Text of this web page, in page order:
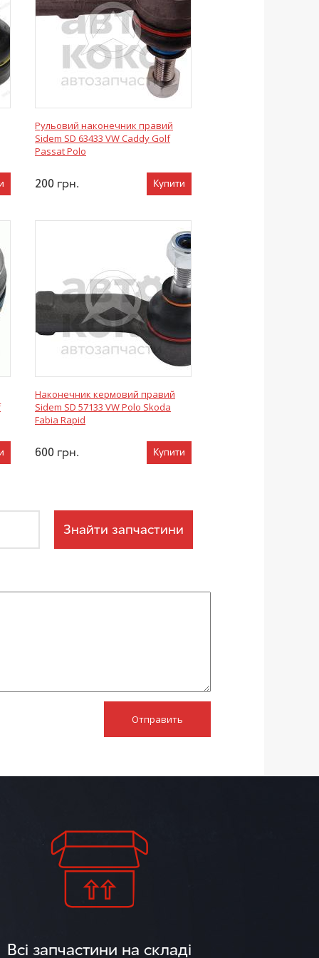
Рульовий наконечник правий
Sidem SD 63433 VW Caddy Golf
Passat Polo
200 грн. Купити
Наконечник кермовий правий
Sidem SD 57133 VW Polo Skoda
Fabia Rapid
600 грн. Купити
Знайти запчастини
Отправить
Всі запчастини на складі